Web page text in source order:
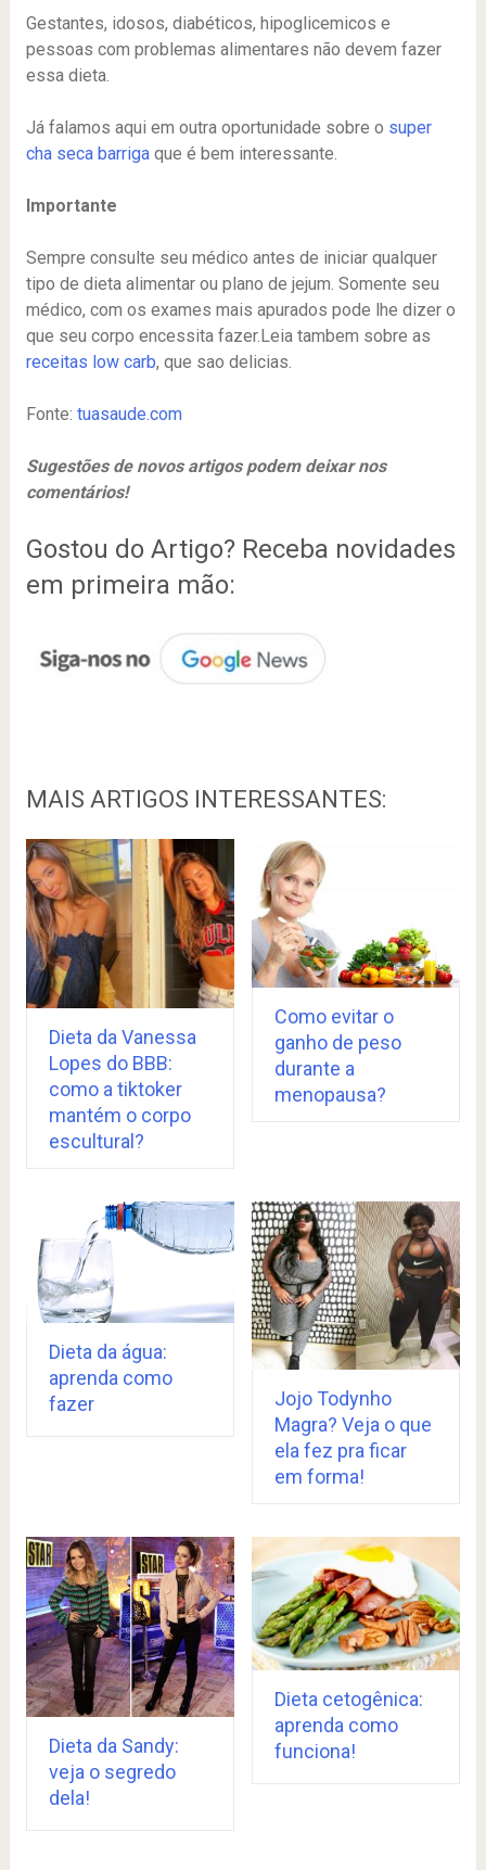
Gestantes, idosos, diabéticos, hipoglicemicos e
pessoas com problemas alimentares não devem fazer
essa dieta.
Já falamos aqui em outra oportunidade sobre o super
cha seca barrigaque é bem interessante.
Importante
Sempre consulte seu médico antes de iniciar qualquer
tipo de dieta alimentar ou plano de jejum. Somente seu
médico, com os exames mais apurados pode lhe dizer o
que seu corpo encessita fazer.Leia tambem sobre as
receitas low carb, que sao delicias.
Fonte: tuasaude.com
Sugestões de novos artigos podem deixar nos
comentários!
Gostou do Artigo? Receba novidades
em primeira mão:
MAIS ARTIGOS INTERESSANTES:
Dieta da Vanessa
Lopes do BBB:
como a tiktoker
mantém o corpo
escultural?
Como evitar o
ganho de peso
durante a
menopausa?
Dieta da água:
aprenda como
fazer
Jojo Todynho
Magra? Veja o que
ela fez pra ficar
em forma!
Dieta da Sandy:
veja o segredo
dela!
Dieta cetogênica:
aprenda como
funciona!